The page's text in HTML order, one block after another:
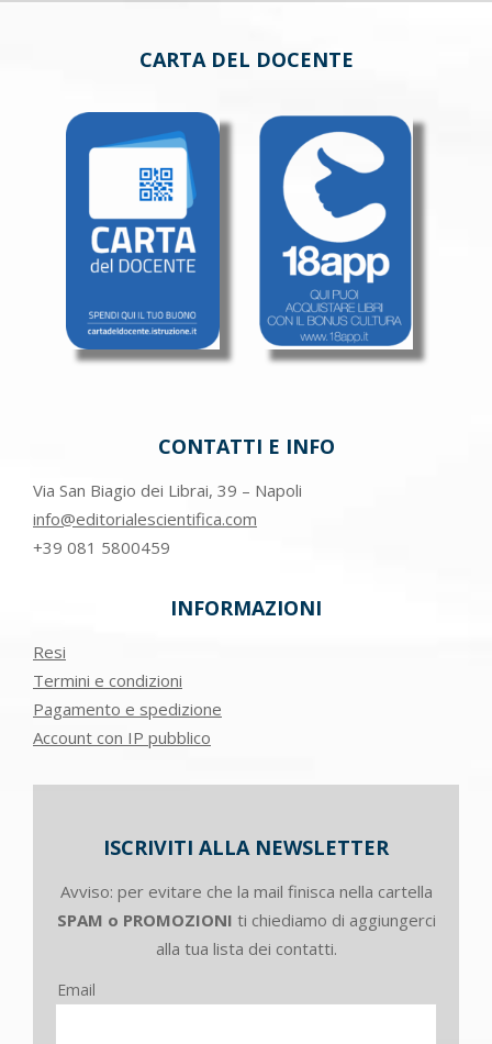
CARTA DEL DOCENTE
CONTATTI E INFO
Via San Biagio dei Librai, 39 – Napoli
info@editorialescientifica.com
+39 081 5800459
INFORMAZIONI
Resi
Termini e condizioni
Pagamento e spedizione
Account con IP pubblico
ISCRIVITI ALLA NEWSLETTER
Avviso: per evitare che la mail finisca nella cartella
SPAM o PROMOZIONI ti chiediamo di aggiungerci
alla tua lista dei contatti.
Email